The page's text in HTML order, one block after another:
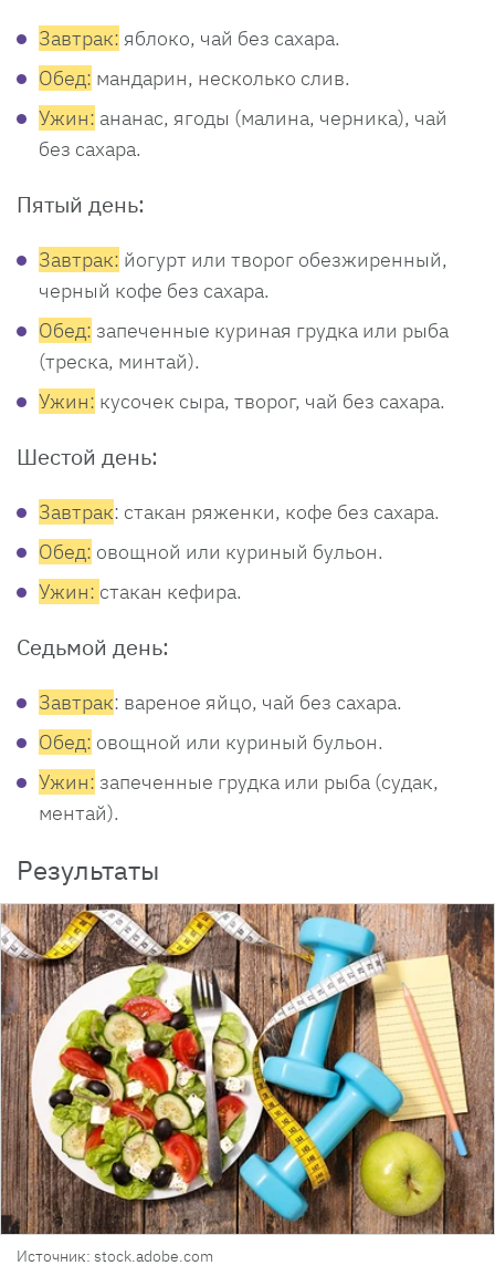
Завтрак: яблоко, чай без сахара.
Обед: мандарин, несколько слив.
Ужин: ананас, ягоды (малина, черника), чай
без сахара.
Пятый день:
Завтрак: йогурт или творог обезжиренный,
черный кофе без сахара.
Обед: запеченные куриная грудка или рыба
(треска, минтай).
Ужин: кусочек сыра, творог, чай без сахара.
Шестой день:
Завтрак: стакан ряженки, кофе без сахара.
Обед: овощной или куриный бульон.
Ужин: стакан кефира.
Седьмой день:
Завтрак: вареное яйцо, чай без сахара.
Обед: овощной или куриный бульон.
Ужин: запеченные грудка или рыба (судак,
ментай).
Результаты
Источник: stock.adobe.com